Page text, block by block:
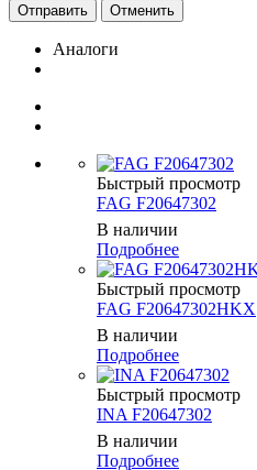
Отменить
Аналоги
Быстрый просмотр
FAG F20647302
В наличии
Подробнее
Быстрый просмотр
FAG F20647302HKX
В наличии
Подробнее
Быстрый просмотр
INA F20647302
В наличии
Подробнее